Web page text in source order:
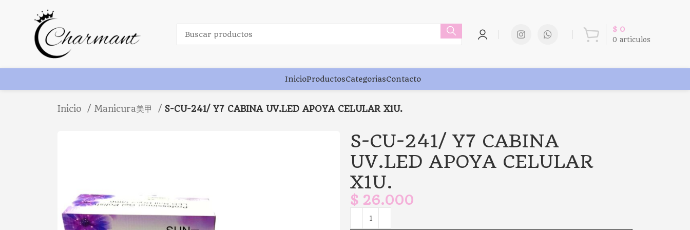
0 articulos
$ 0
InicioProductosCategoriasContacto
Inicio Manicura美甲 S-CU-241/ Y7 CABINA UV.LED APOYA CELULAR X1U.
S-CU-241/ Y7 CABINA
UV.LED APOYA CELULAR
X1U.
$ 26.000